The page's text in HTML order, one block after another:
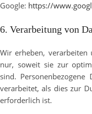
Google: https://
6. Verarbeitung von
Wir erheben, verarbeiten
nur, soweit sie zur
sind.
verarbeitet, als dies zur
erforderlich ist.